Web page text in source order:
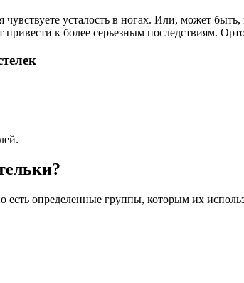
чувствуете усталость в ногах. Или, может
к более серьезным последствиям.
есть определенные группы, которым их